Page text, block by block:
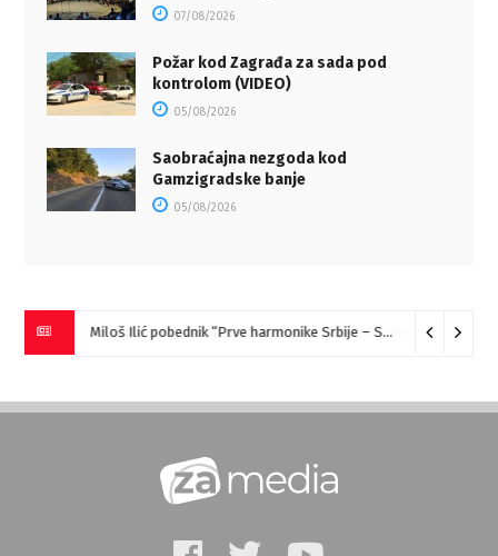
07/08/2026
Požar kod Zagrađa za sada pod
kontrolom (VIDEO)
05/08/2026
Saobraćajna nezgoda kod
Gamzigradske banje
05/08/2026
Miloš Ilić pobednik “Prve harmonike Srbije – Sokobanja” (VIDEO)